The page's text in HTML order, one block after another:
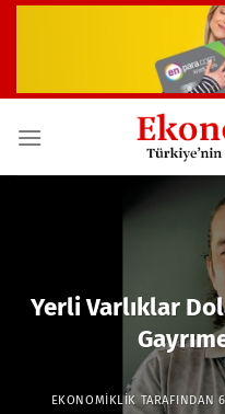
Yerli Varlıklar
EKONOMIKLIK TARAFINDAN